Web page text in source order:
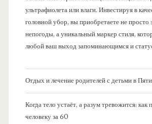
ультрафиолета или влаги. Инвестируя в
головной убор, вы приобретаете не просто
непогоды, а уникальный маркер стиля,
любой ваш выход запоминающимся и
Отдых и лечение родителей с детьми в
Когда тело устаёт, а разум тревожится: как
человеку за 60